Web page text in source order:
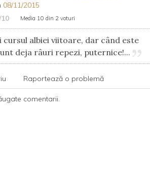
08/11/2015
Media 10 din 2 voturi
cursul albiei viitoare, dar când este
deja râuri repezi, puternice!...
Raportează o problemă
comentarii.